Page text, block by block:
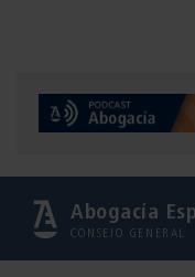
Abogacía
CONSEJO GENERAL